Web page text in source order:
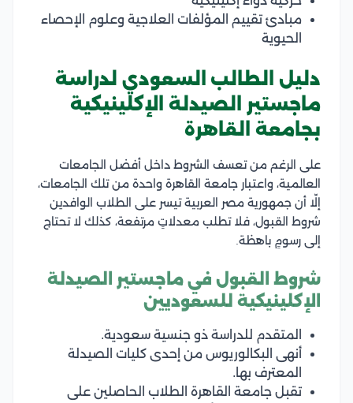
مبادئ تقييم المؤلفات العلاجية وعلوم الإحصاء
الحيوية
دليل الطالب السعودي لدراسة
ماجستير الصيدلة الإكلينيكية
بجامعة القاهرة
على الرغم من تعسف الشروط داخل أفضل الجامعات
العالمية، واعتبار جامعة القاهرة واحدة من تلك الجامعات،
إلّا أن جمهورية مصر العربية تيسر على الطلاب الوافدين
شروط القبول، فلا تطلب معدلاتٍ مرتفعة، كذلك لا تحتاج
إلى رسومٍ باهظة.
شروط القبول في ماجستير الصيدلة
الإكلينيكية للسعوديين
المتقدم للدراسة ذو جنسية سعودية.
أنهى البكالوريوس من إحدى كليات الصيدلة
المعترف بها.
تقبل جامعة القاهرة الطلاب الحاصلين على